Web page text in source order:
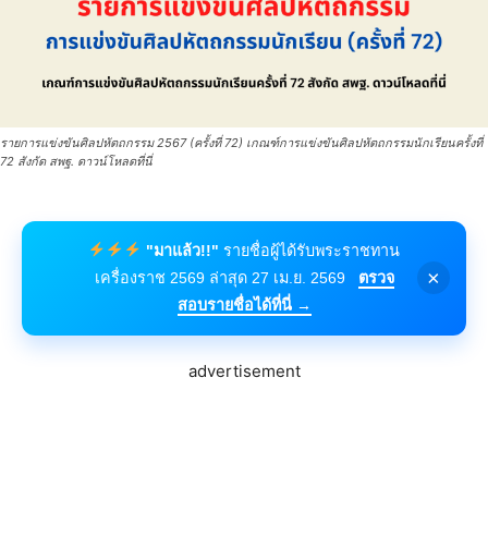
รายการแข่งขันศิลปหัตถกรรม 2567 (ครั้งที่ 72) เกณฑ์การแข่งขันศิลปหัตถกรรมนักเรียนครั้งที่
72 สังกัด สพฐ. ดาวน์โหลดที่นี่
"มาแล้ว!!" รายชื่อผู้ได้รับพระราชทาน
เครื่องราช 2569 ล่าสุด 27 เม.ย. 2569
ตรวจ
สอบรายชื่อได้ที่นี่ →
×
advertisement